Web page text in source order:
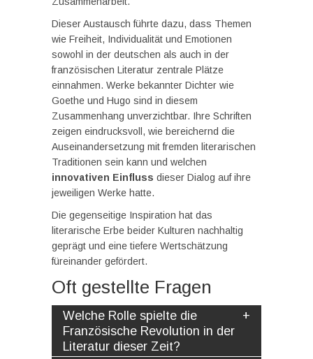
Dieser Austausch führte dazu, dass Themen
wie Freiheit, Individualität und Emotionen
sowohl in der deutschen als auch in der
französischen Literatur zentrale Plätze
einnahmen. Werke bekannter Dichter wie
Goethe und Hugo sind in diesem
Zusammenhang unverzichtbar. Ihre Schriften
zeigen eindrucksvoll, wie bereichernd die
Auseinandersetzung mit fremden literarischen
Traditionen sein kann und welchen
innovativen Einfluss dieser Dialog auf ihre
jeweiligen Werke hatte.
Die gegenseitige Inspiration hat das
literarische Erbe beider Kulturen nachhaltig
geprägt und eine tiefere Wertschätzung
füreinander gefördert.
Oft gestellte Fragen
Welche Rolle spielte die
Französische Revolution in der
Literatur dieser Zeit?